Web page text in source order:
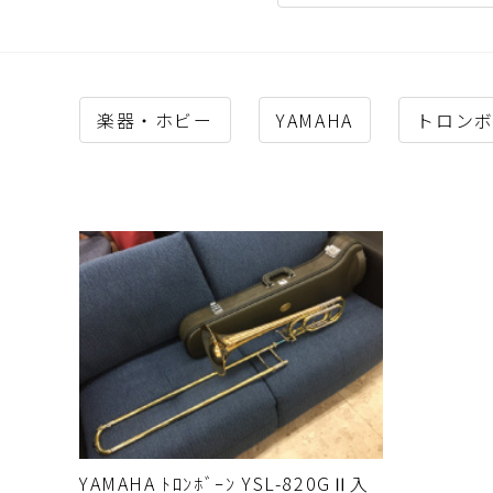
楽器・ホビー YAMAHA トロン
YAMAHA ﾄﾛﾝﾎﾞｰﾝ YSL-820GⅡ入